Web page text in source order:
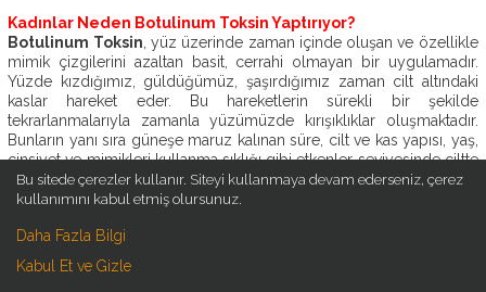
ESTETIK
BLOG
İLETIŞIM
Kadınlar Neden Botulinum Toksin Yaptırıyor?
Botulinum Toksin, yüz üzerinde zaman içinde oluşan ve özellikle
mimik çizgilerini azaltan basit, cerrahi olmayan bir uygulamadır.
Yüzde kızdığımız, güldüğümüz, şaşırdığımız zaman cilt altındaki
kaslar hareket eder. Bu hareketlerin sürekli bir şekilde
tekrarlanmalarıyla zamanla yüzümüzde kırışıklıklar oluşmaktadır.
Bunların yanı sıra güneşe maruz kalınan süre, cilt ve kas yapısı, yaş,
cinsiyet ve mimikleri kullanma sıklığı gibi etkenler seviyesinde ciltte
belirleyici olmaktadır. Botulinum Toksin’un yılan zehri olduğuna dair
yanlış bilgiler olsa da aslında Botulinum Toksin özel bir bakteriden
Botulinum Toksin, kaş arası kırışıklıkları tedavisinde ilk ve tek sağlık
bakanlığı tarafından onaylı ilaç olmuştur. ABD’de ise FDA tarafından
onaylanmıştır. Sağlıklı her birey Botulinum Toksin için uygundur.
Bu sitede çerezler kullanır. Siteyi kullanmaya devam ederseniz, çerez
kullanımını kabul etmiş olursunuz.
Daha Fazla Bilgi
Kabul Et ve Gizle